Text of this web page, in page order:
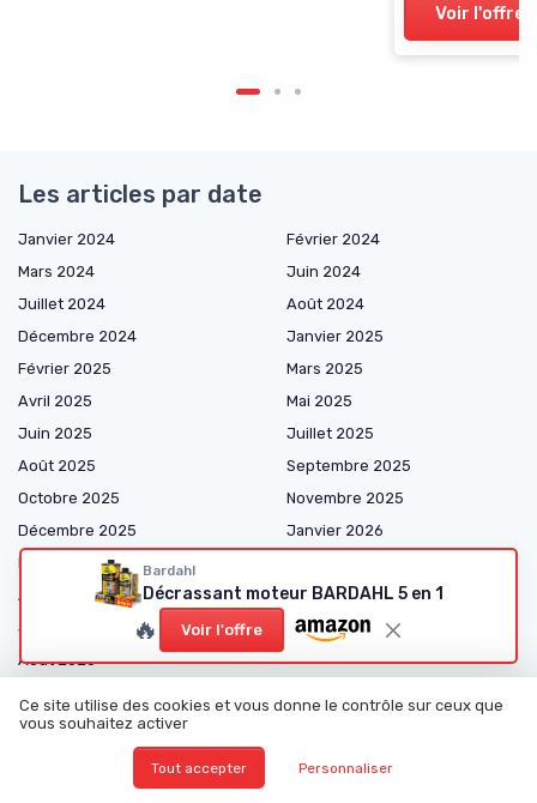
Voir l'offre
Bardahl
Décrassant moteur BARDAHL 5 en 1
🔥 Voir l'offre
Les articles par date
Janvier 2024
Février 2024
Mars 2024
Juin 2024
Juillet 2024
Août 2024
Décembre 2024
Janvier 2025
Février 2025
Mars 2025
Avril 2025
Mai 2025
Juin 2025
Juillet 2025
Août 2025
Septembre 2025
Octobre 2025
Novembre 2025
Décembre 2025
Janvier 2026
Février 2026
Avril 2026
Mai 2026
Juin 2026
Juillet 2026
Août 2026
Ce site utilise des cookies et vous donne le contrôle sur ceux que
vous souhaitez activer
Tout accepter Personnaliser